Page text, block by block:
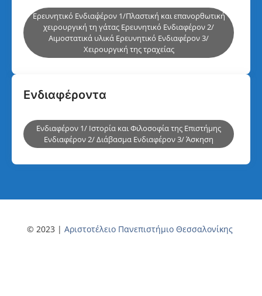
Ερευνητικό Ενδιαφ΄έρον 1/Πλαστική και επανορθωτική
χειρουργική τη γάτας Ερευνητικό Ενδιαφέρον 2/
Αιμοστατικά υλικά Ερευνητικό Ενδιαφέρον 3/
Χειρουργική της τραχείας
Ενδιαφέροντα
Ενδιαφέρον 1/ Ιστορία και Φιλοσοφία της Επιστήμης
Ενδιαφέρον 2/ Διάβασμα Ενδιαφέρον 3/ Άσκηση
© 2023 | Αριστοτέλειο Πανεπιστήμιο Θεσσαλονίκης